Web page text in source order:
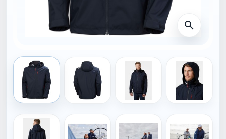
HELLY HANSEN
Helly Hansen CREW
HOODED JACKET 2.0